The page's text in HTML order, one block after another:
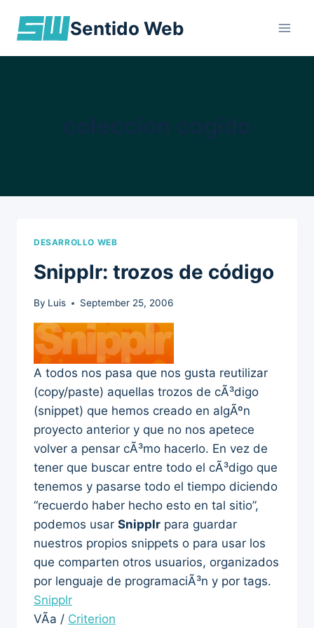
Sentido Web
DESARROLLO WEB
Snipplr: trozos de código
By Luis September 25, 2006
A todos nos pasa que nos gusta reutilizar
(copy/paste) aquellas trozos de cÃ³digo
(snippet) que hemos creado en algÃºn
proyecto anterior y que no nos apetece
volver a pensar cÃ³mo hacerlo. En vez de
tener que buscar entre todo el cÃ³digo que
tenemos y pasarse todo el tiempo diciendo
“recuerdo haber hecho esto en tal sitio”,
podemos usar Snipplr para guardar
nuestros propios snippets o para usar los
que comparten otros usuarios, organizados
por lenguaje de programaciÃ³n y por tags.
Snipplr
VÃ­a / Criterion